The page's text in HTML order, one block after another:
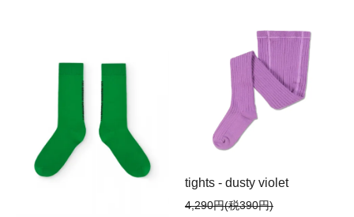
tights - dusty violet
4,290円(税390円)